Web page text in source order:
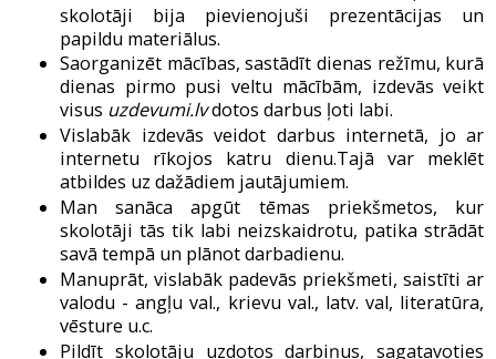
skolotāji bija pievienojuši prezentācijas un
papildu materiālus.
Saorganizēt mācības, sastādīt dienas režīmu, kurā
dienas pirmo pusi veltu mācībām, izdevās veikt
visus uzdevumi.lvdotos darbus ļoti labi.
Vislabāk izdevās veidot darbus internetā, jo ar
internetu rīkojos katru dienu.Tajā var meklēt
atbildes uz dažādiem jautājumiem.
Man sanāca apgūt tēmas priekšmetos, kur
skolotāji tās tik labi neizskaidrotu, patika strādāt
savā tempā un plānot darbadienu.
Manuprāt, vislabāk padevās priekšmeti, saistīti ar
valodu - angļu val., krievu val., latv. val, literatūra,
vēsture u.c.
Pildīt skolotāju uzdotos darbiņus, sagatavoties